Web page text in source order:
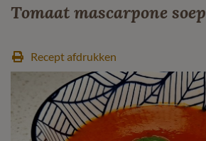
Tomaat mascarpone soep
Recept afdrukken